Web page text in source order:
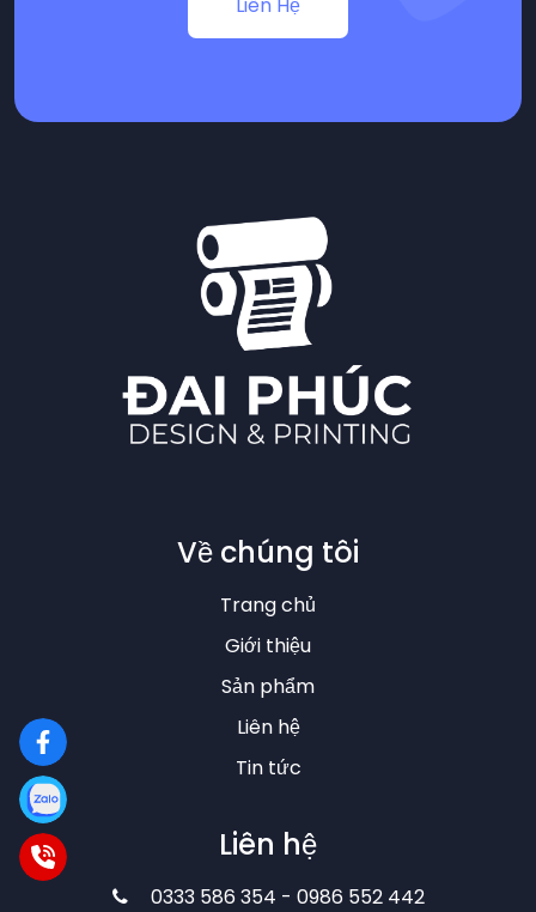
Về chúng tôi
Trang chủ
Giới thiệu
Sản phẩm
Liên hệ
Tin tức
Liên hệ
0333 586 354 - 0986 552 442